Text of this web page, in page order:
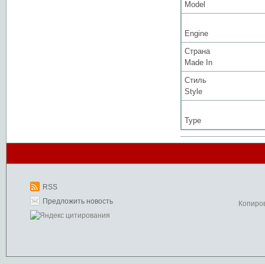
Model
Engine
Страна
Made In
Стиль
Style
Type
RSS
Предложить новость